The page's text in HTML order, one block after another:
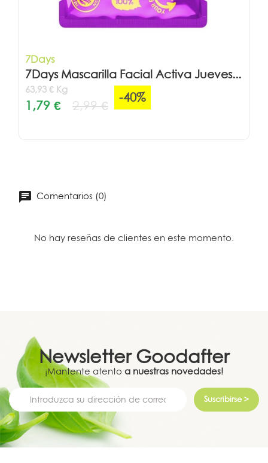
7Days
7Days Mascarilla Facial Activa Jueves...
63,93 € Kg
1,79 € 2,99 €
-40%
Comentarios (0)
No hay reseñas de clientes en este momento.
Newsletter Goodafter
¡Mantente atento a nuestras novedades!
Suscribirse >